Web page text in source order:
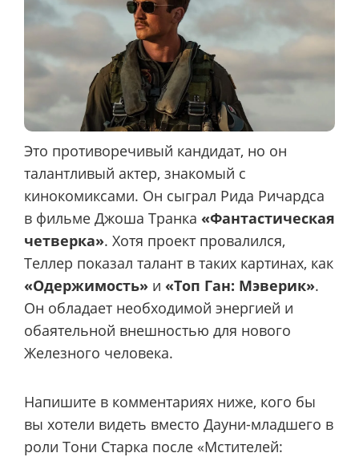
Это противоречивый кандидат, но он
талантливый актер, знакомый с
кинокомиксами. Он сыграл Рида Ричардса
в фильме Джоша Транка «Фантастическая
четверка». Хотя проект провалился,
Теллер показал талант в таких картинах, как
«Одержимость» и «Топ Ган: Мэверик».
Он обладает необходимой энергией и
обаятельной внешностью для нового
Железного человека.
Напишите в комментариях ниже, кого бы
вы хотели видеть вместо Дауни-младшего в
роли Тони Старка после «Мстителей: